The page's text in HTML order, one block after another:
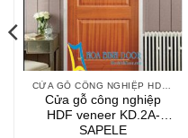
Cửa gỗ công nghiệp
HDF veneer KD.2A-
SAPELE